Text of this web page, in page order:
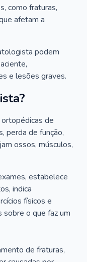
como fraturas,
afetam a
podem
e lesões graves.
de
perda de função,
ossos, músculos,
estabelece
indica
físicos e
sobre o que faz um
de fraturas,